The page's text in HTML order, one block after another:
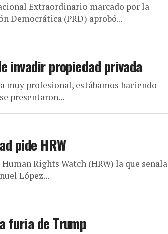
Extraordinario marcado por la
Democrática (PRD) aprobó...
invadir propiedad privada
muy profesional, estábamos haciendo
presentaron...
pide HRW
Rights Watch (HRW) la que señala
López...
furia de Trump